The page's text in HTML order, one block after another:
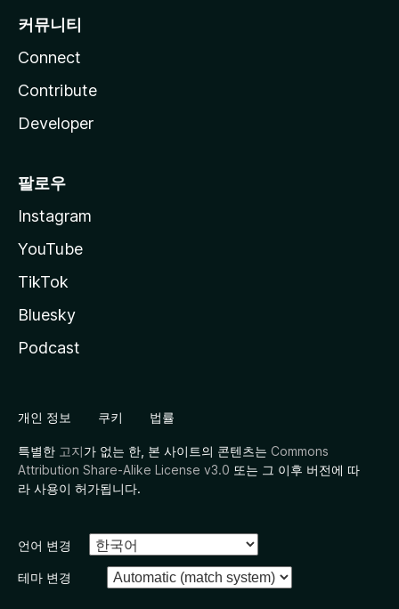
커뮤니티
Connect
Contribute
Developer
팔로우
Instagram
YouTube
TikTok
Bluesky
Podcast
개인 정보 쿠키 법률
특별한 고지가 없는 한, 본 사이트의 콘텐츠는 Commons
Attribution Share-Alike License v3.0 또는 그 이후 버전에 따
라 사용이 허가됩니다.
언어 변경
테마 변경